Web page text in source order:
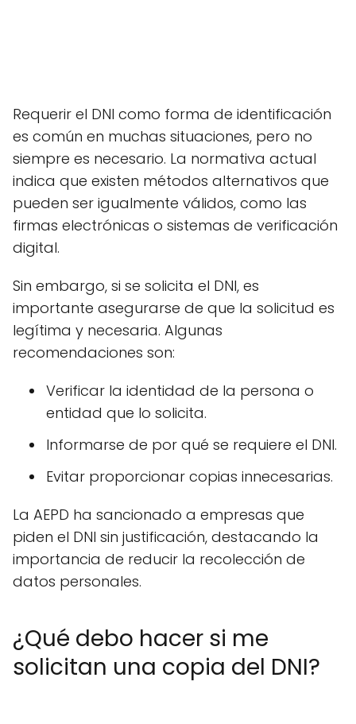
Requerir el DNI como forma de identificación
es común en muchas situaciones, pero no
siempre es necesario. La normativa actual
indica que existen métodos alternativos que
pueden ser igualmente válidos, como las
firmas electrónicas o sistemas de verificación
digital.
Sin embargo, si se solicita el DNI, es
importante asegurarse de que la solicitud es
legítima y necesaria. Algunas
recomendaciones son:
Verificar la identidad de la persona o
entidad que lo solicita.
Informarse de por qué se requiere el DNI.
Evitar proporcionar copias innecesarias.
La AEPD ha sancionado a empresas que
piden el DNI sin justificación, destacando la
importancia de reducir la recolección de
datos personales.
¿Qué debo hacer si me
solicitan una copia del DNI?